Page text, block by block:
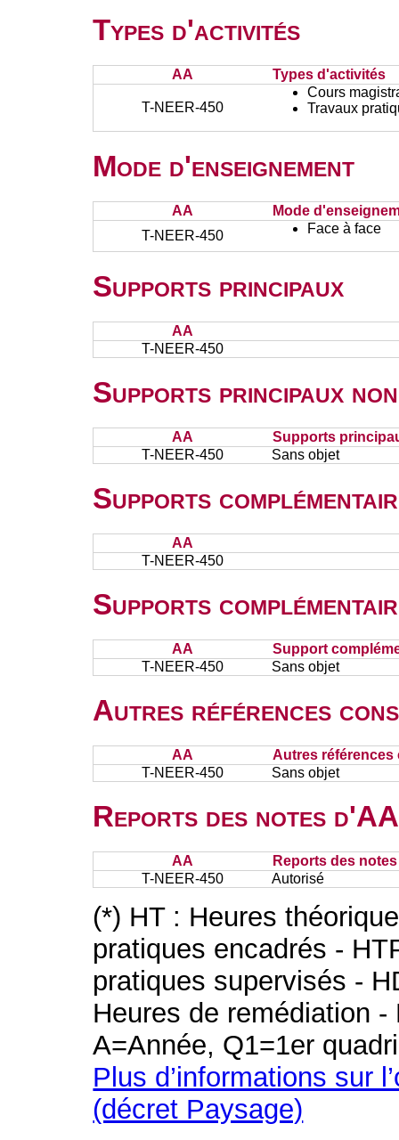
Types d'activités
AA Types d'activités
T-NEER-450
Cours
Travaux
Mode d'enseignement
AA
Mode
T-NEER-450
Face à face
Supports principaux
AA
T-NEER-450
Supports principaux
AA
Supports
T-NEER-450
Sans objet
Supports
AA
T-NEER-450
Supports
AA
Support
T-NEER-450
Sans objet
Autres références
AA
Autres références
T-NEER-450
Sans objet
Reports des notes
AA
Reports des
T-NEER-450
Autorisé
(*) HT : Heures
pratiques encadrés -
pratiques supervisés -
Heures de remédiation
A=Année, Q1=1er
Plus d’informations sur
(décret Paysage)